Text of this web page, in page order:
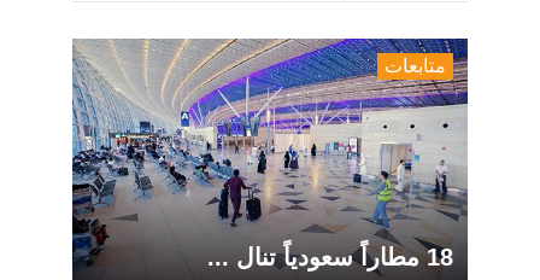
متابعات
18 مطاراً سعودياً تنال ...